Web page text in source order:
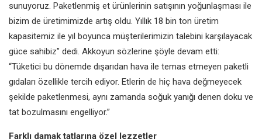
sunuyoruz. Paketlenmiş et ürünlerinin satışının yoğunlaşması ile
bizim de üretimimizde artış oldu. Yıllık 18 bin ton üretim
kapasitemiz ile yıl boyunca müşterilerimizin talebini karşılayacak
güce sahibiz” dedi. Akkoyun sözlerine şöyle devam etti:
“Tüketici bu dönemde dışarıdan hava ile temas etmeyen paketli
gıdaları özellikle tercih ediyor. Etlerin de hiç hava değmeyecek
şekilde paketlenmesi, aynı zamanda soğuk yanığı denen doku ve
tat bozulmasını engelliyor.”
Farklı damak tatlarına özel lezzetler